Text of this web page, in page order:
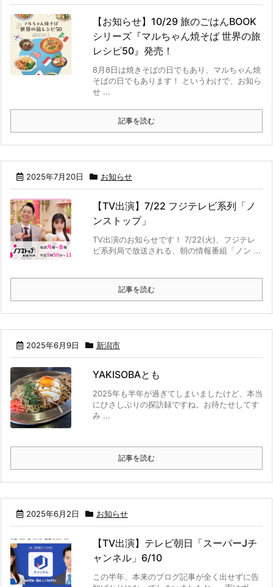
【お知らせ】10/29 旅のごはんBOOK
シリーズ『マルちゃん焼そば 世界の旅
レシピ50』発売！
8月8日は焼きそばの日でもあり、マルちゃん焼
そばの日でもあります！ というわけで、お知ら
せ ...
記事を読む
2025年7月20日 お知らせ
【TV出演】7/22 フジテレビ系列「ノ
ンストップ」
TV出演のお知らせです！ 7/22(火)、フジテレ
ビ系列局で放送される、朝の情報番組「ノン ...
記事を読む
2025年6月9日 新潟市
YAKISOBAとも
2025年も半年が過ぎてしまいましたけど、本当
にひさしぶりの探訪録ですね。お待たせしてす
み ...
記事を読む
2025年6月2日 お知らせ
【TV出演】テレビ朝日「スーパーJチ
ャンネル」6/10
この半年、本来のブログ記事が全く出せずに告